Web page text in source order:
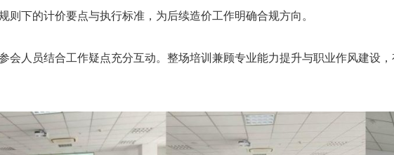
则下的计价要点与执行标准，为后续造价工作明确合规方向。
会人员结合工作疑点充分互动。整场培训兼顾专业能力提升与职业作风建设